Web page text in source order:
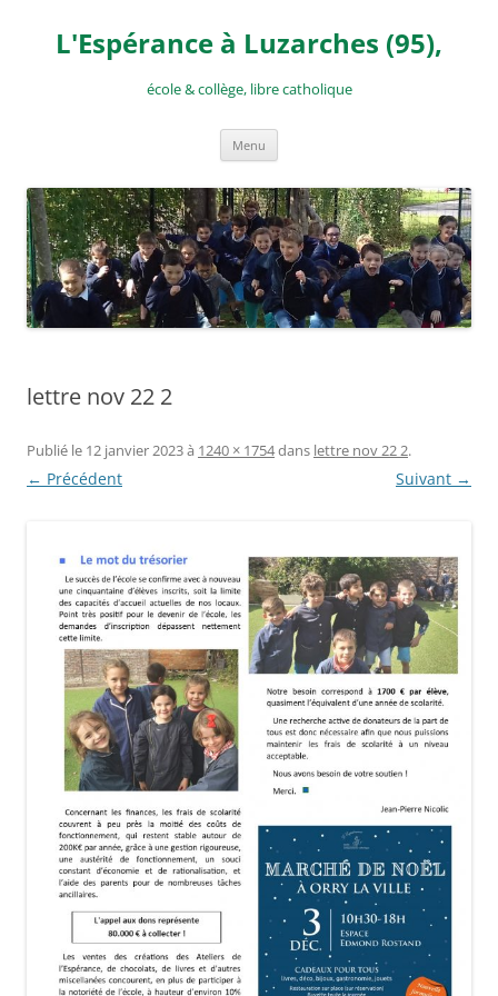
contenu
L'Espérance à Luzarches (95),
école & collège, libre catholique
Menu
lettre nov 22 2
Publié le 12 janvier 2023à 1240 × 1754dans lettre nov 22 2.
← Précédent Suivant →